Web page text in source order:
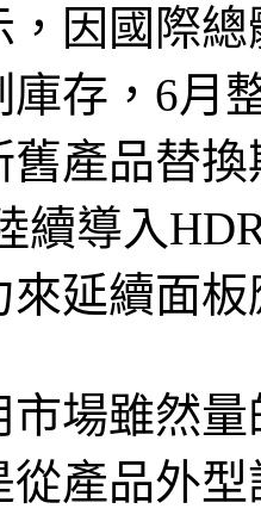
，因國際
庫存，6月
舊產品替
續導入
來延續面
市場雖然
從產品外